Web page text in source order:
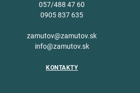
057/488 47 60
0905 837 635
zamutov@zamutov.sk
info@zamutov.sk
KONTAKTY